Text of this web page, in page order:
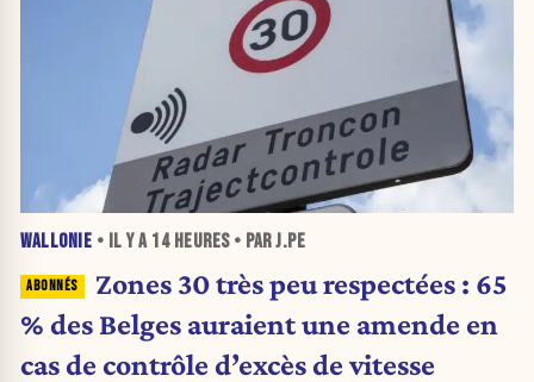
WALLONIE • IL Y A 14 HEURES• PAR J.PE
Zones 30 très peu respectées : 65
% des Belges auraient une amende en
cas de contrôle d’excès de vitesse